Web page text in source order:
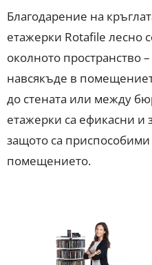
Благодарение на
етажерки Rotafile лесно
околното пространство
навсякъде в
до стената или между
етажерки са ефикасни и
защото са
помещението.